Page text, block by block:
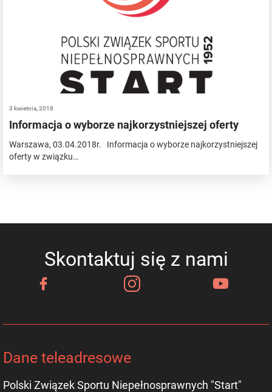
3 kwietnia, 2018
Informacja o wyborze najkorzystniejszej oferty
Warszawa, 03.04.2018r. Informacja o wyborze najkorzystniejszej
oferty w związku…
Skontaktuj się z nami
Dane teleadresowe
Polski Związek Sportu Niepełnosprawnych "Start"